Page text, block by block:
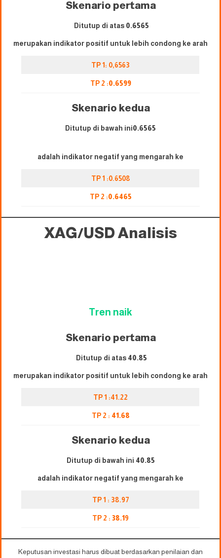
Skenario pertama
Ditutup di atas 0.6565
merupakan indikator positif untuk lebih condong ke arah
TP 1: 0,6563
TP 2 :0.6599
Skenario kedua
Ditutup di bawah ini0.6565
adalah indikator negatif yang mengarah ke
TP 1 :0.6508
TP 2 :0.6465
XAG/USDAnalisis
Tren naik
Skenario pertama
Ditutup di atas 40.85
merupakan indikator positif untuk lebih condong ke arah
TP 1 :41.22
TP 2 : 41.68
Skenario kedua
Ditutup di bawah ini 40.85
adalah indikator negatif yang mengarah ke
TP 1 : 38.97
TP 2 : 38.19
Keputusan investasi harus dibuat berdasarkan penilaian dan